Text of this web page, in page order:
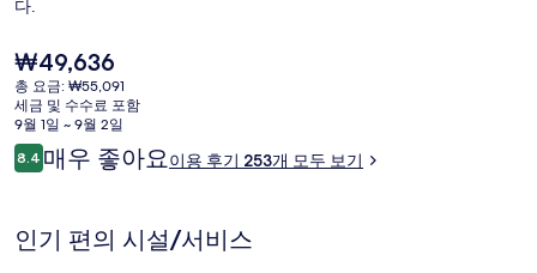
리
더블룸 | 책상, 방음 설비, 무료 WiFi
다.
현
재
가
격
은
₩49,636
₩49,636
총 요금: ₩55,091
세금 및 수수료 포함
9월 1일 ~ 9월 2일
이
용
기
8.410점 만점 중 8.4점.
매우 좋아요이용 후기 253개 모두 보기
인기 편의 시설/서비스